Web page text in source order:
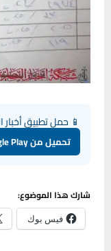
📱 حمل تطبيق أخبار
تحميل من Google Play
شارك هذا الموضوع:
فيس بوك